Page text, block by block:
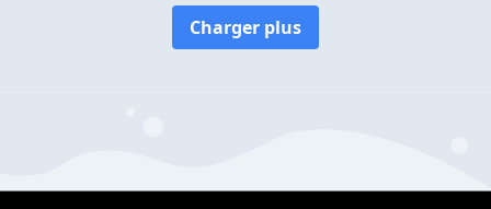
Charger plus